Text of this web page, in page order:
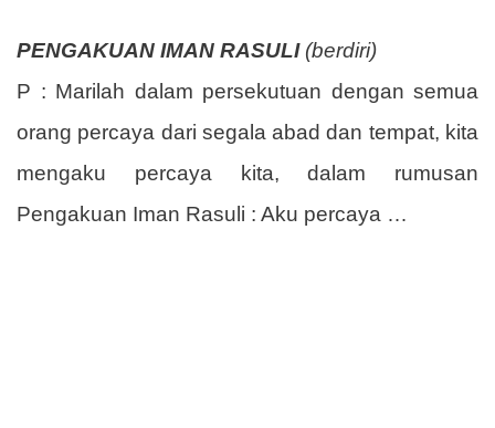
PENGAKUAN IMAN RASULI (berdiri)
P : Marilah dalam persekutuan dengan semua
orang percaya dari segala abad dan tempat, kita
mengaku percaya kita, dalam rumusan
Pengakuan Iman Rasuli : Aku percaya …